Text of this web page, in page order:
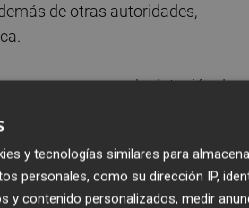
de otras autoridades,
un avance en la dotación de
técnicas, lo cual permitirá
y entre la Universidad y el tejido
que se hacen en el
para garantizar el desarrollo
y tecnologías similares para
personales, como su dirección IP,
y contenido personalizados, medir